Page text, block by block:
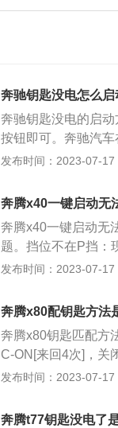
奔驰钥匙没电怎么启
奔驰钥匙没电的启
按钮即可。奔驰汽
置，如果汽车的遥
车）、E级车（高挡
野车）。奔驰的标
发布时间：2023-07-17
奔腾x40一键启动无
奔腾x40一键启动无
题。挡位不在P挡：
法启动，这是为了
瓶附近有一个黑色
器，盒子的背面会
应该有一个上面标
或去修理厂维修。
匙的无线电波受到干
匙，直接使用机械钥
发布时间：2023-07-17
奔腾x80配钥匙方法
奔腾x80钥匙匹配方
C-ON[来回4次]，关
另-把接着按锁-开锁
中，推动内置薄片
发布时间：2023-07-17
奔腾t77钥匙没电了